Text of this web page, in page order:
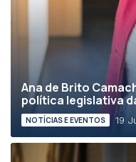
Ana de Brito
política legislativa
NOTÍCIAS E EVENTOS 19